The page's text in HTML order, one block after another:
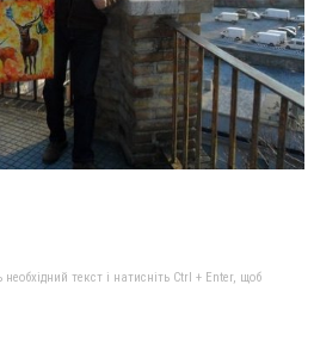
текст і натисніть Ctrl + Enter, щоб